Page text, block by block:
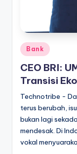
Posted
in
Bank
CEO BRI:
Transisi
Technotribe -
terus berubah,
bukan lagi
mendesak. Di
vokal